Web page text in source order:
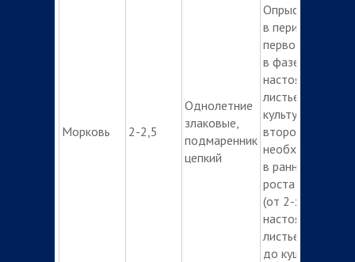
Морковь 2-2,5
Однолетние
злаковые,
подмаренник
цепкий
Опрыскивание
в период:
первое —
в фазе 1-2
настоящих
листьев
культуры;
второе — при
необходимости
в ранние фазы
роста сорняков
(от 2-х
настоящих
листьев
до кущения)